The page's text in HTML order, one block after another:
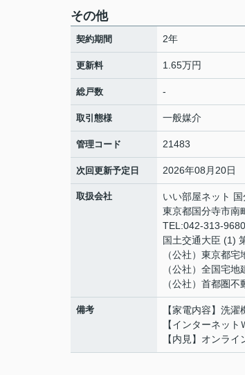
その他
契約期間 2年
更新料 1.65万円
総戸数 -
取引態様 一般媒介
管理コード 21483
次回更新予定日 2026年08月20日
取扱会社
いい部屋ネット
東京都国分寺市南
TEL:042-313-9680
国土交通大臣 (1)
（公社）東京都
（公社）全国宅
（公社）首都圏
備考
【家電内容】洗
【インターネッ
【内見】オンラ